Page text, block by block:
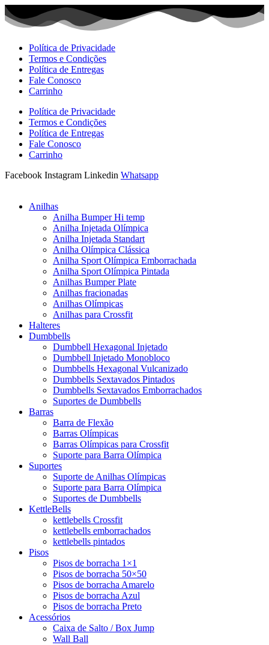
Ir
para
Política de Privacidade
Termos e Condições
Política de Entregas
Fale Conosco
Carrinho
Política de Privacidade
Termos e Condições
Política de Entregas
Fale Conosco
Carrinho
Facebook Instagram Linkedin Whatsapp
Anilhas
Anilha Bumper Hi temp
Anilha Injetada Olímpica
Anilha Injetada Standart
Anilha Olímpica Clássica
Anilha Sport Olímpica Emborrachada
Anilha Sport Olímpica Pintada
Anilhas Bumper Plate
Anilhas fracionadas
Anilhas Olímpicas
Anilhas para Crossfit
Halteres
Dumbbells
Dumbbell Hexagonal Injetado
Dumbbell Injetado Monobloco
Dumbbells Hexagonal Vulcanizado
Dumbbells Sextavados Pintados
Dumbbells Sextavados Emborrachados
Suportes de Dumbbells
Barras
Barra de Flexão
Barras Olímpicas
Barras Olímpicas para Crossfit
Suporte para Barra Olímpica
Suportes
Suporte de Anilhas Olímpicas
Suporte para Barra Olímpica
Suportes de Dumbbells
KettleBells
kettlebells Crossfit
kettlebells emborrachados
kettlebells pintados
Pisos
Pisos de borracha 1×1
Pisos de borracha 50×50
Pisos de borracha Amarelo
Pisos de borracha Azul
Pisos de borracha Preto
Acessórios
Caixa de Salto / Box Jump
Wall Ball